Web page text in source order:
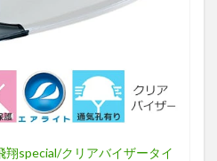
special/クリアバイザータイ